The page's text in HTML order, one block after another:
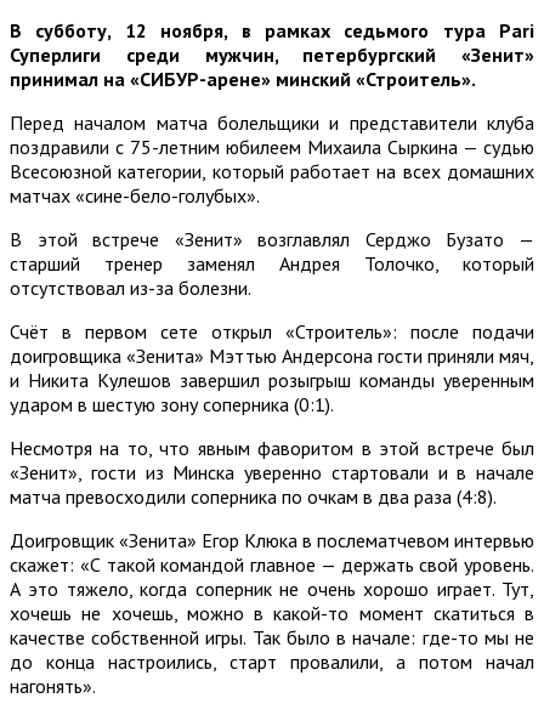
В субботу, 12 ноября, в рамках седьмого тура Pari
Суперлиги среди мужчин, петербургский «Зенит»
принимал на «СИБУР-арене» минский «Строитель».
Перед началом матча болельщики и представители клуба
поздравили с 75-летним юбилеем Михаила Сыркина — судью
Всесоюзной категории, который работает на всех домашних
матчах «сине-бело-голубых».
В этой встрече «Зенит» возглавлял Серджо Бузато —
старший тренер заменял Андрея Толочко, который
отсутствовал из-за болезни.
Счёт в первом сете открыл «Строитель»: после подачи
доигровщика «Зенита» Мэттью Андерсона гости приняли мяч,
и Никита Кулешов завершил розыгрыш команды уверенным
ударом в шестую зону соперника (0:1).
Несмотря на то, что явным фаворитом в этой встрече был
«Зенит», гости из Минска уверенно стартовали и в начале
матча превосходили соперника по очкам в два раза (4:8).
Доигровщик «Зенита» Егор Клюка в послематчевом интервью
скажет: «С такой командой главное — держать свой уровень.
А это тяжело, когда соперник не очень хорошо играет. Тут,
хочешь не хочешь, можно в какой-то момент скатиться в
качестве собственной игры. Так было в начале: где-то мы не
до конца настроились, старт провалили, а потом начал
нагонять».